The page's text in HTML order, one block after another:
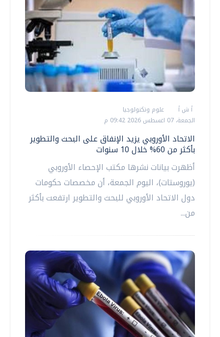
أ ش أ
علوم وتكنولوجيا
الجمعة، 07 اغسطس 2026 09:42 م
الاتحاد الأوروبي يزيد الإنفاق على البحث والتطوير
بأكثر من 60% خلال 10 سنوات
أظهرت بيانات نشرها مكتب الإحصاء الأوروبي
(يوروستات)، اليوم الجمعة، أن مخصصات حكومات
دول الاتحاد الأوروبي للبحث والتطوير ارتفعت بأكثر
من...